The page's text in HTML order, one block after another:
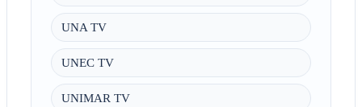
UNA TV
UNEC TV
UNIMAR TV